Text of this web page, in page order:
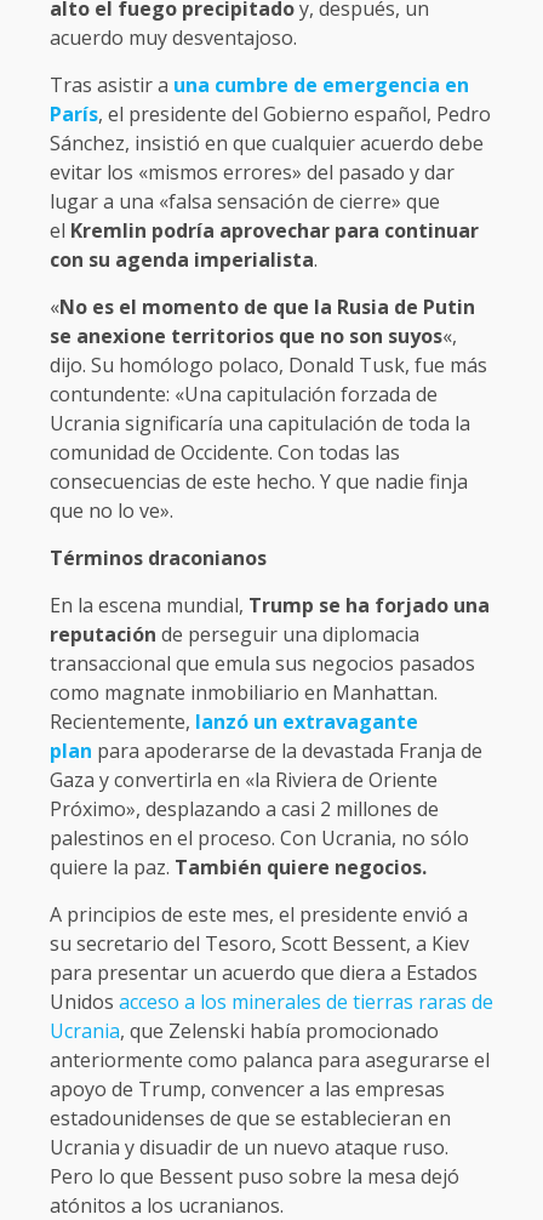
alto el fuego precipitadoy, después, un
acuerdo muy desventajoso.
Tras asistir a una cumbre de emergencia en
París, el presidente del Gobierno español, Pedro
Sánchez, insistió en que cualquier acuerdo debe
evitar los «mismos errores» del pasado y dar
lugar a una «falsa sensación de cierre» que
el Kremlin podría aprovechar para continuar
con su agenda imperialista.
«No es el momento de que la Rusia de Putin
se anexione territorios que no son suyos«,
dijo. Su homólogo polaco, Donald Tusk, fue más
contundente: «Una capitulación forzada de
Ucrania significaría una capitulación de toda la
comunidad de Occidente. Con todas las
consecuencias de este hecho. Y que nadie finja
que no lo ve».
Términos draconianos
En la escena mundial, Trump se ha forjado una
reputación de perseguir una diplomacia
transaccional que emula sus negocios pasados
como magnate inmobiliario en Manhattan.
Recientemente, lanzó un extravagante
plan para apoderarse de la devastada Franja de
Gaza y convertirla en «la Riviera de Oriente
Próximo», desplazando a casi 2 millones de
palestinos en el proceso. Con Ucrania, no sólo
quiere la paz. También quiere negocios.
A principios de este mes, el presidente envió a
su secretario del Tesoro, Scott Bessent, a Kiev
para presentar un acuerdo que diera a Estados
Unidos acceso a los minerales de tierras raras de
Ucrania, que Zelenski había promocionado
anteriormente como palanca para asegurarse el
apoyo de Trump, convencer a las empresas
estadounidenses de que se establecieran en
Ucrania y disuadir de un nuevo ataque ruso.
Pero lo que Bessent puso sobre la mesa dejó
atónitos a los ucranianos.